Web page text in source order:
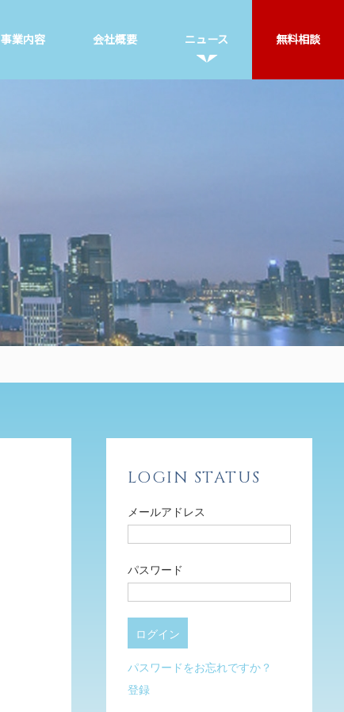
事業内容 会社概要 ニュース 無料相談
LOGIN STATUS
メールアドレス
パスワード
パスワードをお忘れですか？
登録